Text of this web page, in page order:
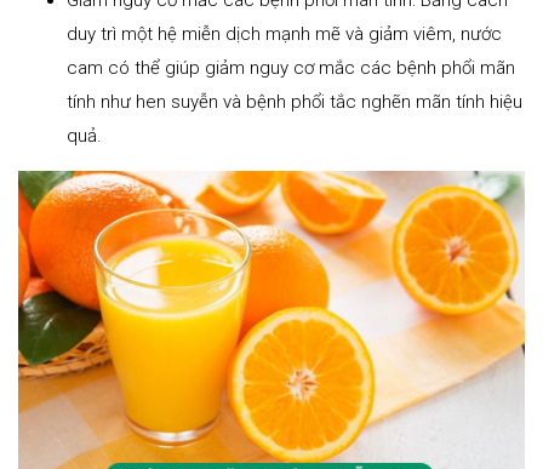
duy trì một hệ miễn dịch mạnh mẽ và giảm viêm, nước
cam có thể giúp giảm nguy cơ mắc các bệnh phổi mãn
tính như hen suyễn và bệnh phổi tắc nghẽn mãn tính hiệu
quả.